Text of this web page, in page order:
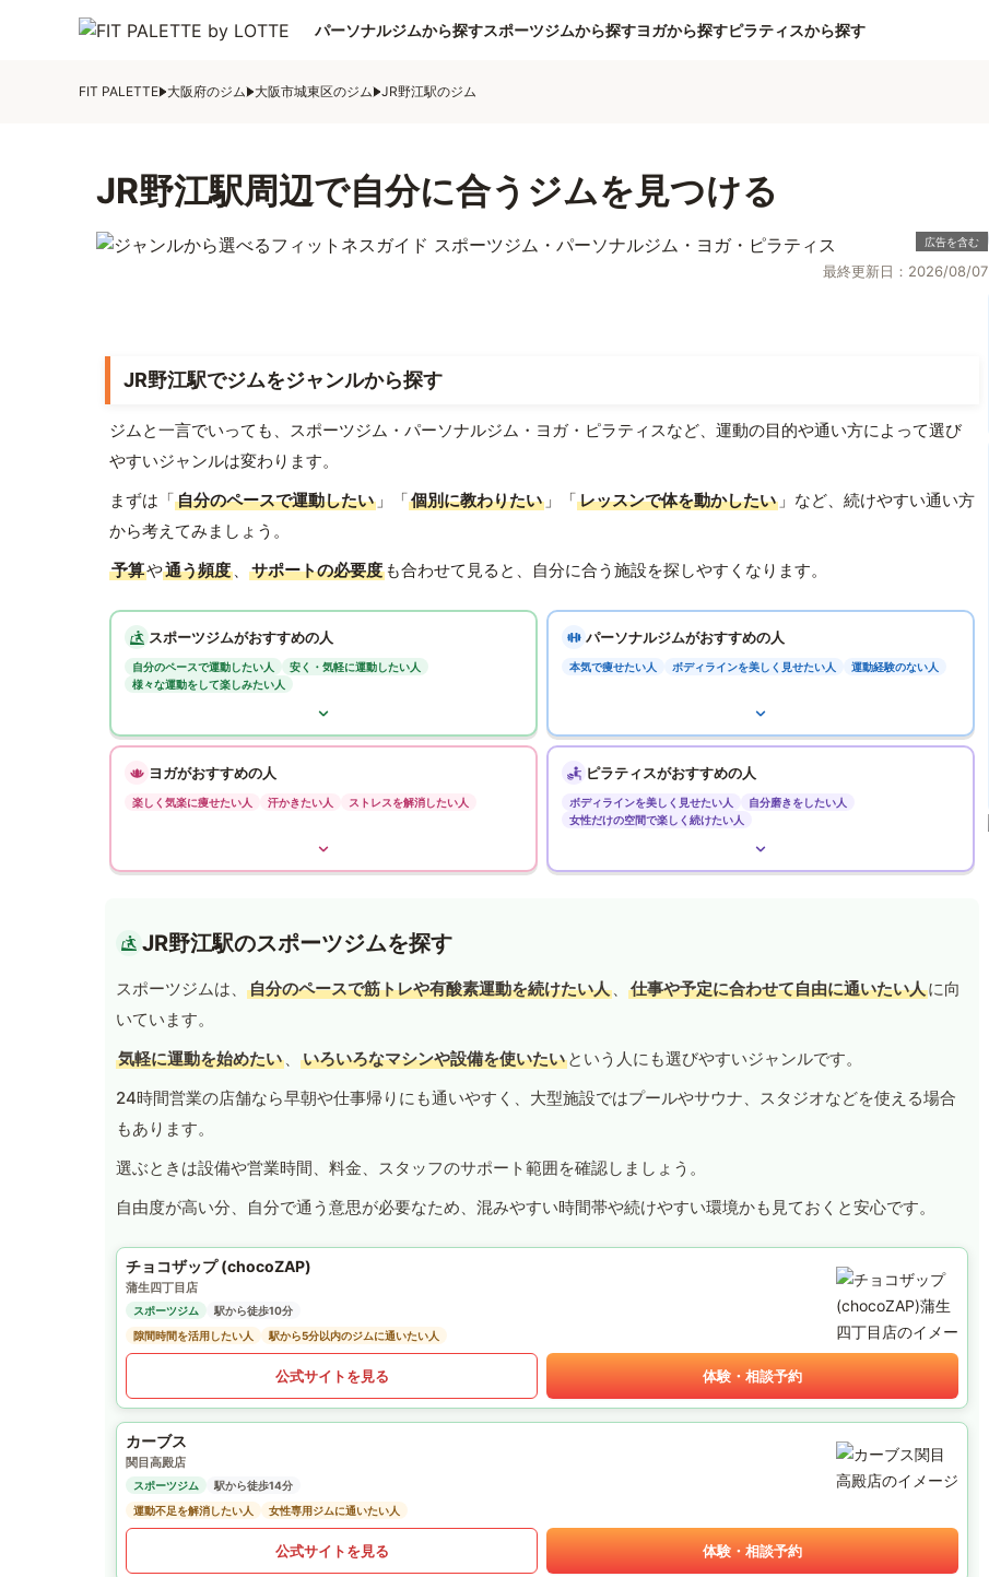
パーソナルジムから探すスポーツジムから探すヨガから探すピラティスから探す
FIT PALETTE 大阪府のジム 大阪市城東区のジム JR野江駅のジム
JR野江駅周辺で自分に合うジムを見つける
最終更新日：2026/08/07
JR野江駅でジムをジャンルから探す
ジムと一言でいっても、スポーツジム・パーソナルジム・ヨガ・ピラティスなど、運動の目的や通い方によって選び
やすいジャンルは変わります。
まずは「自分のペースで運動したい 」「個別に教わりたい 」「レッスンで体を動かしたい 」など、続けやすい通い方
から考えてみましょう。
予算や通う頻度 、 サポートの必要度 も合わせて見ると、自分に合う施設を探しやすくなります。
スポーツジムがおすすめの人
自分のペースで運動したい人
安く・気軽に運動したい人
様々な運動をして楽しみたい人
パーソナルジムがおすすめの人
本気で痩せたい人 ボディラインを美しく見せたい人 運動経験のない人
ヨガがおすすめの人
楽しく気楽に痩せたい人 汗かきたい人 ストレスを解消したい人
ピラティスがおすすめの人
ボディラインを美しく見せたい人
自分磨きをしたい人
女性だけの空間で楽しく続けたい人
JR野江駅のスポーツジムを探す
スポーツジムは、 自分のペースで筋トレや有酸素運動を続けたい人 、 仕事や予定に合わせて自由に通いたい人に向
いています。
気軽に運動を始めたい 、 いろいろなマシンや設備を使いたい という人にも選びやすいジャンルです。
24時間営業の店舗なら早朝や仕事帰りにも通いやすく、大型施設ではプールやサウナ、スタジオなどを使える場合
もあります。
選ぶときは設備や営業時間、料金、スタッフのサポート範囲を確認しましょう。
自由度が高い分、自分で通う意思が必要なため、混みやすい時間帯や続けやすい環境かも見ておくと安心です。
チョコザップ (chocoZAP)
蒲生四丁目店
スポーツジム
駅から徒歩10分
隙間時間を活用したい人
駅から5分以内のジムに通いたい人
公式サイトを見る 体験・相談予約
カーブス
関目高殿店
スポーツジム
駅から徒歩14分
運動不足を解消したい人
女性専用ジムに通いたい人
公式サイトを見る 体験・相談予約